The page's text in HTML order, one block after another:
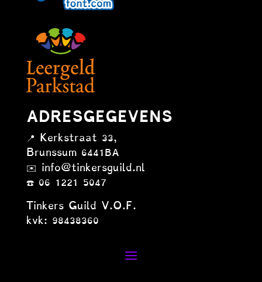
ADRESGEGEVENS
📍 Kerkstraat 33,
Brunssum 6441BA
✉️ info@tinkersguild.nl
☎️ 06 1221 5047
Tinkers Guild V.O.F.
kvk: 98438360